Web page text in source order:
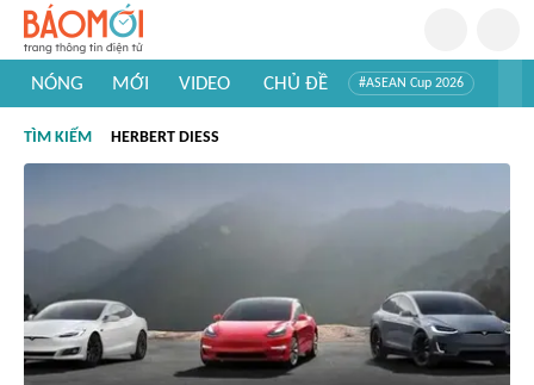
NÓNG MỚI VIDEO CHỦ ĐỀ #ASEAN Cup 2026
#Khám phá thế giới
TÌM KIẾM HERBERT DIESS